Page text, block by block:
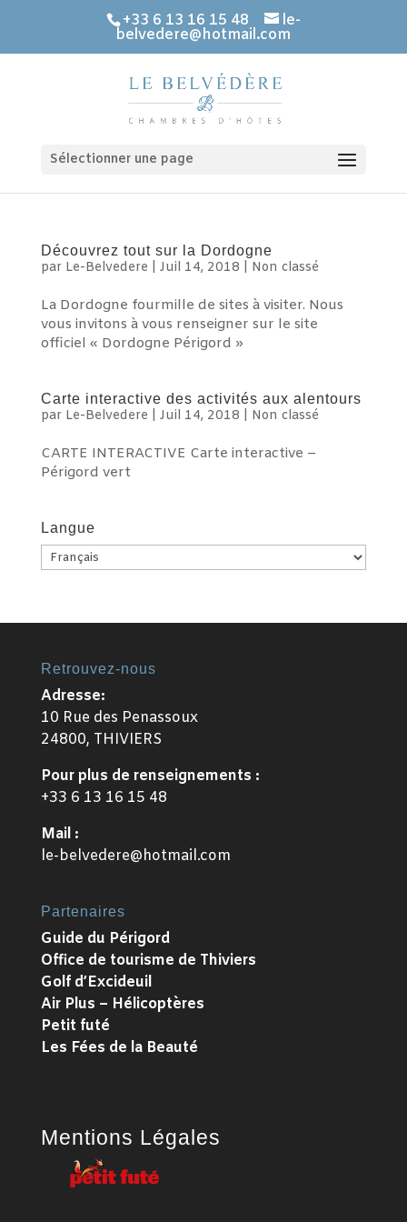
+33 6 13 16 15 48 le-
belvedere@hotmail.com
Sélectionner une page
Découvrez tout sur la Dordogne
par Le-Belvedere Juil 14, 2018 Non classé
La Dordogne fourmille de sites à visiter. Nous
vous invitons à vous renseigner sur le site
officiel « Dordogne Périgord »
Carte interactive des activités aux alentours
par Le-Belvedere Juil 14, 2018 Non classé
CARTE INTERACTIVE Carte interactive –
Périgord vert
Langue
Langue
Retrouvez-nous
Adresse:
10 Rue des Penassoux
24800, THIVIERS
Pour plus de renseignements :
+33 6 13 16 15 48
Mail :
le-belvedere@hotmail.com
Partenaires
Guide du Périgord
Office de tourisme de Thiviers
Golf d’Excideuil
Air Plus – Hélicoptères
Petit futé
Les Fées de la Beauté
Mentions Légales